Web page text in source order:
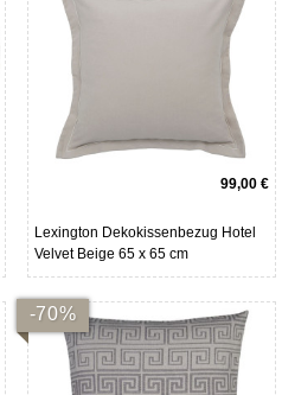
99,00 €
Lexington Dekokissenbezug Hotel
Velvet Beige 65 x 65 cm
-70%